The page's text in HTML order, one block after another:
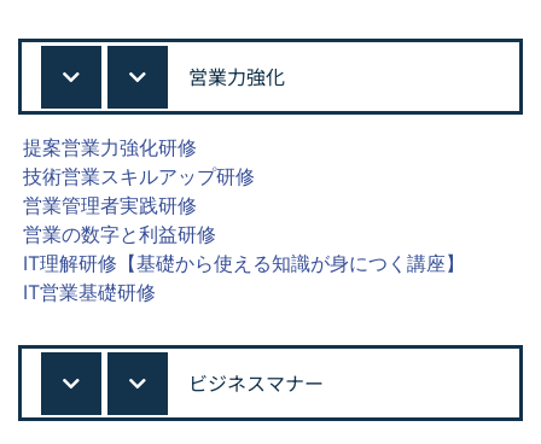
営業力強化
提案営業力強化研修
技術営業スキルアップ研修
営業管理者実践研修
営業の数字と利益研修
IT理解研修【基礎から使える知識が身につく講座】
IT営業基礎研修
ビジネスマナー